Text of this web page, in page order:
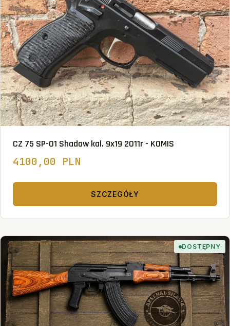
CZ 75 SP-01 Shadow kal. 9x19 2011r - KOMIS
4100,00 PLN
SZCZEGÓŁY
DOSTĘPNY